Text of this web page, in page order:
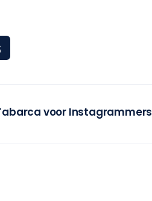
voor Instagrammers